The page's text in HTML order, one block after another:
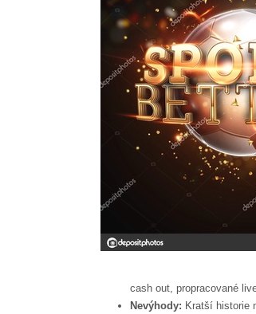
cash out, propracované
Nevýhody: Kratší historie